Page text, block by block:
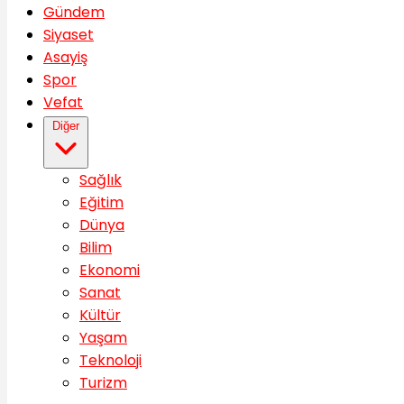
Gündem
Siyaset
Asayiş
Spor
Vefat
Diğer
Sağlık
Eğitim
Dünya
Bilim
Ekonomi
Sanat
Kültür
Yaşam
Teknoloji
Turizm